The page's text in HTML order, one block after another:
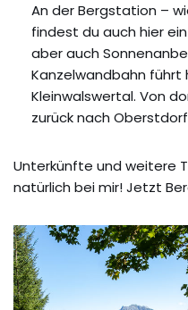
An der Bergstation –
findest du auch hier
aber auch
Kanzelwandbahn führt
Kleinwalswertal. Von
zurück nach
Unterkünfte und weitere
natürlich bei mir! Jetzt